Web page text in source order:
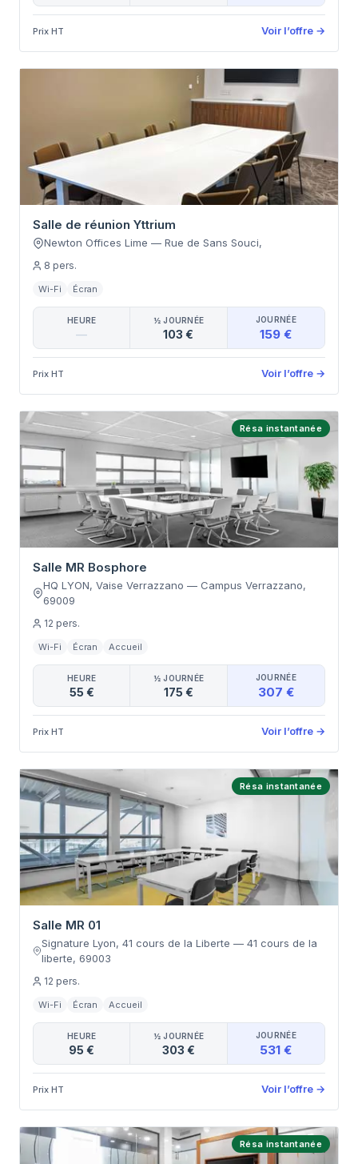
Prix HT Voir l’offre →
Salle de réunion Yttrium
Newton Offices Lime — Rue de Sans Souci,
8 pers.
Wi-Fi Écran
HEURE
—
½ JOURNÉE
103 €
JOURNÉE
159 €
Prix HT Voir l’offre →
Résa instantanée
Salle MR Bosphore
HQ LYON, Vaise Verrazzano — Campus Verrazzano,
69009
12 pers.
Wi-Fi Écran Accueil
HEURE
55 €
½ JOURNÉE
175 €
JOURNÉE
307 €
Prix HT Voir l’offre →
Résa instantanée
Salle MR 01
Signature Lyon, 41 cours de la Liberte — 41 cours de la
liberte,69003
12 pers.
Wi-Fi Écran Accueil
HEURE
95 €
½ JOURNÉE
303 €
JOURNÉE
531 €
Prix HT Voir l’offre →
Résa instantanée